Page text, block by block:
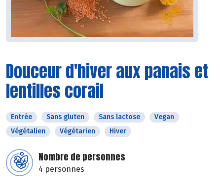
Douceur d'hiver aux panais et
lentilles corail
Entrée Sans gluten Sans lactose
Vegan
Végétalien
Végétarien Hiver
Nombre de personnes
4 personnes